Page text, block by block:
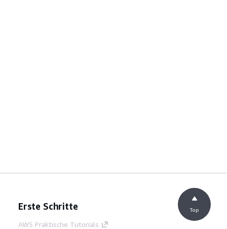
Erste Schritte
AWS Praktische Tutorials
Top